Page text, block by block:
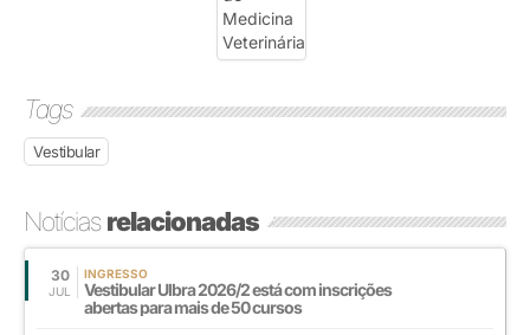
Tags
Vestibular
Notíciasrelacionadas
30
JUL
INGRESSO
Vestibular Ulbra 2026/2 está com inscrições
abertas para mais de 50 cursos